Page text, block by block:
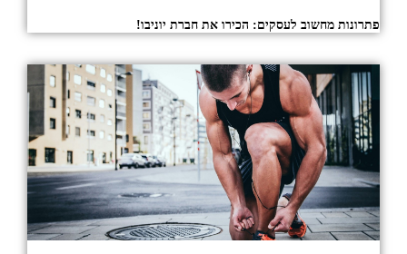
פתרונות מחשוב לעסקים: הכירו את חברת יוניבו!